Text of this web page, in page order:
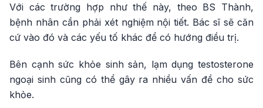
Với các trường hợp như thế này, theo BS Thành,
bệnh nhân cần phải xét nghiệm nội tiết. Bác sĩ sẽ căn
cứ vào đó và các yếu tố khác để có hướng điều trị.
Bên cạnh sức khỏe sinh sản, lạm dụng testosterone
ngoại sinh cũng có thể gây ra nhiều vấn đề cho sức
khỏe.